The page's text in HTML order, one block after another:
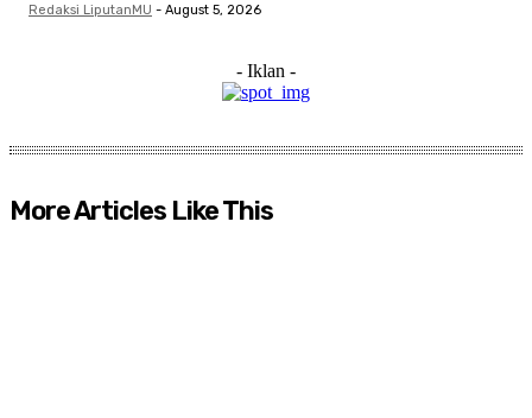
Redaksi LiputanMU - August 5, 2026
- Iklan -
More Articles Like This